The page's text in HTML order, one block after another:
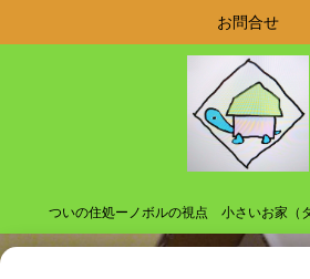
ついの住処ーノボルの視点 小さいお家（
お問合せ